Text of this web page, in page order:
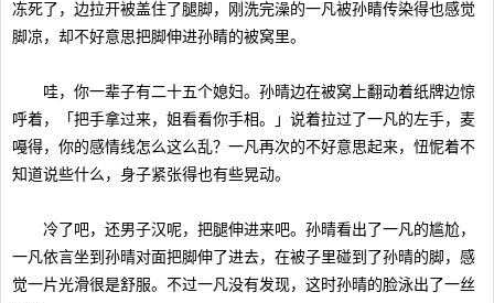
冻死了，边拉开被盖住了腿脚，刚洗完澡的一凡被孙睛传染得也感觉
脚凉，却不好意思把脚伸进孙睛的被窝里。
哇，你一辈子有二十五个媳妇。孙晴边在被窝上翻动着纸牌边惊
呼着，「把手拿过来，姐看看你手相。」说着拉过了一凡的左手，麦
嘠得，你的感情线怎么这么乱？一凡再次的不好意思起来，忸怩着不
知道说些什么，身子紧张得也有些晃动。
冷了吧，还男子汉呢，把腿伸进来吧。孙晴看出了一凡的尴尬，
一凡依言坐到孙晴对面把脚伸了进去，在被子里碰到了孙晴的脚，感
觉一片光滑很是舒服。不过一凡没有发现，这时孙晴的脸泳出了一丝